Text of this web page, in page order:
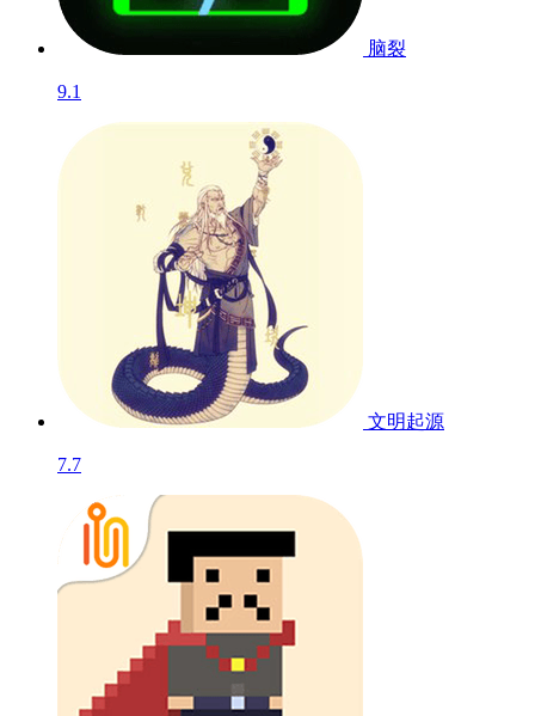
脑裂
9.1
文明起源
7.7